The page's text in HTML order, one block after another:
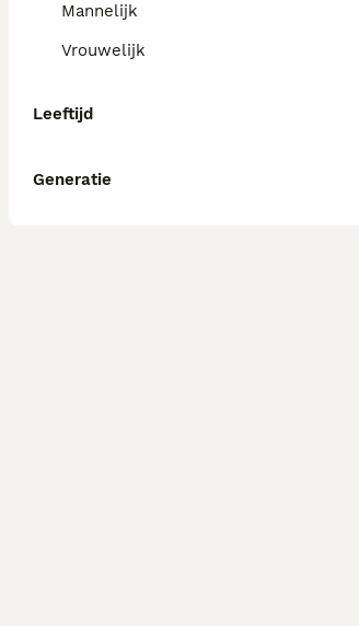
Mannelijk
Vrouwelijk
Leeftijd
Generatie